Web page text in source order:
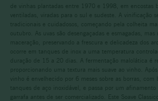
de vinhas plantadas entre 1970 e 1998, em encostas
ventiladas, viradas para o sul e sudeste. A vinificação
tradicionais e cuidadosos, começando pela colheita
outubro. As uvas são desengaçadas e esmagadas, mas
maceração, preservando a frescura e delicadeza dos
ocorre em tanques de inox a uma temperatura
duração de 15 a 20 dias. A fermentação malolática é
proporcionando uma textura mais suave ao vinho. Após
vinho é envelhecido por 6 meses sobre as borras, com
tanques de aço inoxidável, e passa por um afinamento
garrafa antes de ser comercializado. Este Soave